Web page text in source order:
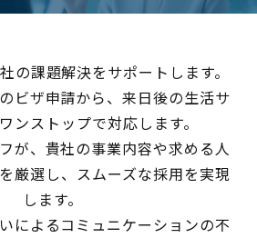
の課題解決をサポートします。
ビザ申請から、来日後の生活サ
ンストップで対応します。
が、貴社の事業内容や求める人
厳選し、スムーズな採用を実現
します。
によるコミュニケーションの不